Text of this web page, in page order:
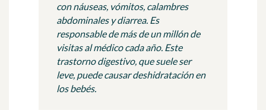
con náuseas, vómitos, calambres
abdominales y diarrea. Es
responsable de más de un millón de
visitas al médico cada año. Este
trastorno digestivo, que suele ser
leve, puede causar deshidratación en
los bebés.